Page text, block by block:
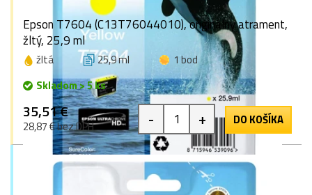
Epson T7604 (C13T76044010), originálny atrament,
žltý, 25,9 ml
žltá 25,9 ml
1 bod
Skladom > 5 ks
35,51 €
28,87 € bez DPH - + DO KOŠÍKA